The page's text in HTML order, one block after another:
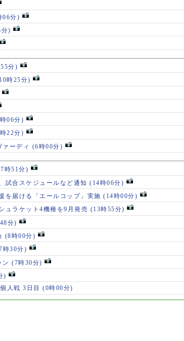
06分)
)
分)
時25分)
06分)
22分)
ァーディ (6時00分)
時51分)
試合スケジュールなど通知 (14時06分)
を届ける「エールコップ」実施 (14時00分)
ュラケット4機種を9月発売 (13時55分)
分)
(8時00分)
時30分)
ン (7時30分)
)
人戦 3日目 (0時00分)